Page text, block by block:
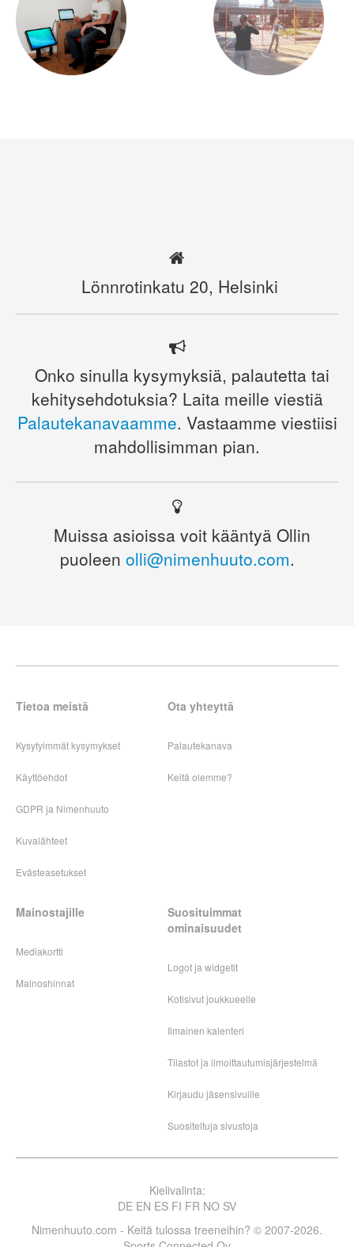
Lönnrotinkatu 20, Helsinki
Onko sinulla kysymyksiä, palautetta tai
kehitysehdotuksia? Laita meille viestiä
Palautekanavaamme. Vastaamme viestiisi
mahdollisimman pian.
Muissa asioissa voit kääntyä Ollin
puoleen olli@nimenhuuto.com.
Tietoa meistä
Kysytyimmät kysymykset
Käyttöehdot
GDPR ja Nimenhuuto
Kuvalähteet
Evästeasetukset
Ota yhteyttä
Palautekanava
Keitä olemme?
Mainostajille
Mediakortti
Mainoshinnat
Suosituimmat
ominaisuudet
Logot ja widgetit
Kotisivut joukkueelle
Ilmainen kalenteri
Tilastot ja ilmoittautumisjärjestelmä
Kirjaudu jäsensivuille
Suositeltuja sivustoja
Kielivalinta:
DE EN ES FI FR NO SV
Nimenhuuto.com - Keitä tulossa treeneihin? © 2007-2026.